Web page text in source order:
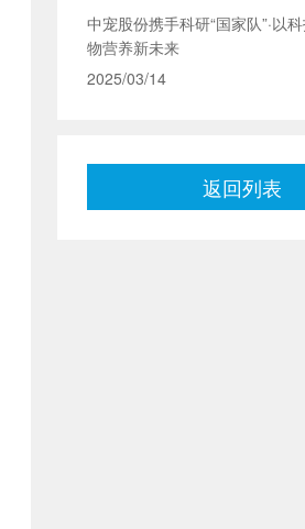
中宠股份携手科研“国家队”·以
物营养新未来
2025/03/14
返回列表